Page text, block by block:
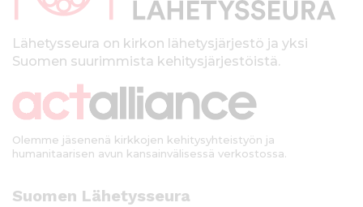
kLähetysseura on kirkon lähetysjärjestö ja yksi
Suomen suurimmista kehitysjärjestöistä.
Olemme jäsenenä kirkkojen kehitysyhteistyön ja
humanitaarisen avun kansainvälisessä verkostossa.
Suomen Lähetysseura